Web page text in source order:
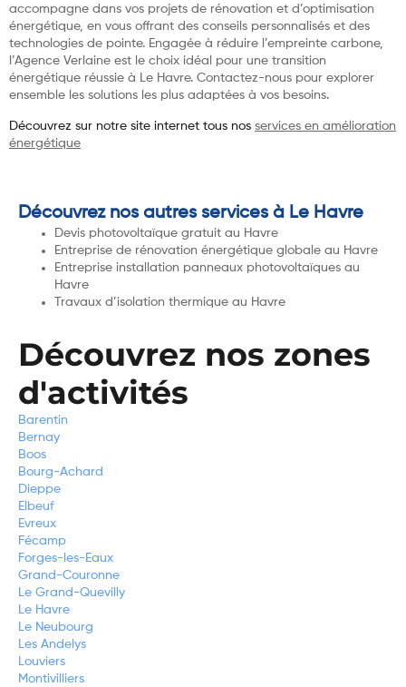
accompagne dans vos projets de rénovation et d’optimisation
énergétique, en vous offrant des conseils personnalisés et des
technologies de pointe. Engagée à réduire l’empreinte carbone,
l’Agence Verlaine est le choix idéal pour une transition
énergétique réussie à Le Havre. Contactez-nous pour explorer
ensemble les solutions les plus adaptées à vos besoins.
Découvrez sur notre site internet tous nos services en amélioration
énergétique
Découvrez nos autres services à Le Havre
Devis photovoltaïque gratuit au Havre
Entreprise de rénovation énergétique globale au Havre
Entreprise installation panneaux photovoltaïques au
Havre
Travaux d’isolation thermique au Havre
Découvrez nos zones
d'activités
Barentin
Bernay
Boos
Bourg-Achard
Dieppe
Elbeuf
Evreux
Fécamp
Forges-les-Eaux
Grand-Couronne
Le Grand-Quevilly
Le Havre
Le Neubourg
Les Andelys
Louviers
Montivilliers